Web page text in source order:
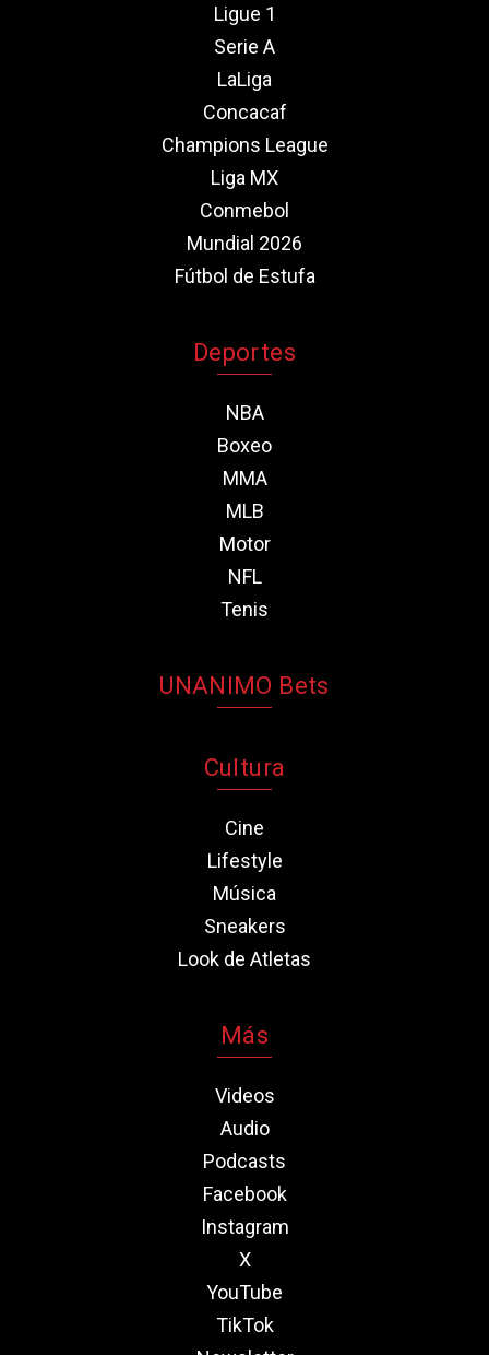
Ligue 1
Serie A
LaLiga
Concacaf
Champions League
Liga MX
Conmebol
Mundial 2026
Fútbol de Estufa
Deportes
NBA
Boxeo
MMA
MLB
Motor
NFL
Tenis
UNANIMO Bets
Cultura
Cine
Lifestyle
Música
Sneakers
Look de Atletas
Más
Videos
Audio
Podcasts
Facebook
Instagram
X
YouTube
TikTok